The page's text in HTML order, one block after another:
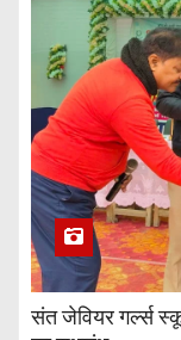
संत जेवियर गर्ल्स